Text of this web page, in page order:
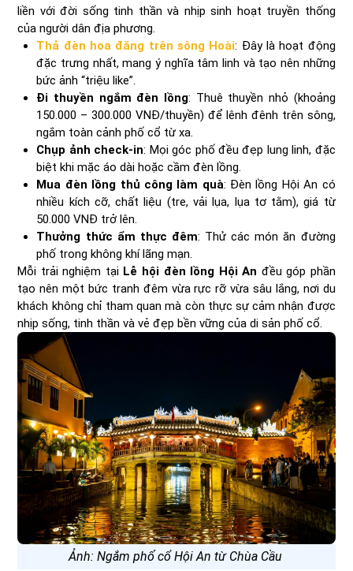
liền với đời sống tinh thần và nhịp sinh hoạt truyền thống
của người dân địa phương.
Thả đèn hoa đăng trên sông Hoài: Đây là hoạt động
đặc trưng nhất, mang ý nghĩa tâm linh và tạo nên những
bức ảnh “triệu like”.
Đi thuyền ngắm đèn lồng: Thuê thuyền nhỏ (khoảng
150.000 – 300.000 VNĐ/thuyền) để lênh đênh trên sông,
ngắm toàn cảnh phố cổ từ xa.
Chụp ảnh check-in: Mọi góc phố đều đẹp lung linh, đặc
biệt khi mặc áo dài hoặc cầm đèn lồng.
Mua đèn lồng thủ công làm quà: Đèn lồng Hội An có
nhiều kích cỡ, chất liệu (tre, vải lụa, lụa tơ tằm), giá từ
50.000 VNĐ trở lên.
Thưởng thức ẩm thực đêm: Thử các món ăn đường
phố trong không khí lãng mạn.
Mỗi trải nghiệm tại Lễ hội đèn lồng Hội An đều góp phần
tạo nên một bức tranh đêm vừa rực rỡ vừa sâu lắng, nơi du
khách không chỉ tham quan mà còn thực sự cảm nhận được
nhịp sống, tinh thần và vẻ đẹp bền vững của di sản phố cổ.
Ảnh: Ngắm phố cổ Hội An từ Chùa Cầu